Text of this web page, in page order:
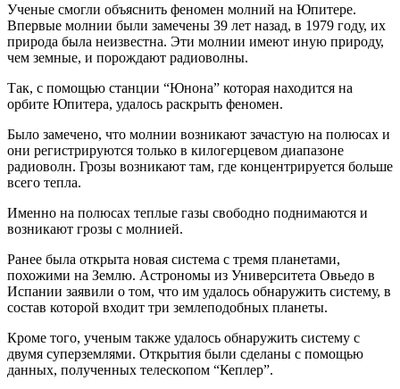
Ученые смогли объяснить феномен молний на Юпитере.
Впервые молнии были замечены 39 лет назад, в 1979 году, их
природа была неизвестна. Эти молнии имеют иную природу,
чем земные, и порождают радиоволны.
Так, с помощью станции “Юнона” которая находится на
орбите Юпитера, удалось раскрыть феномен.
Было замечено, что молнии возникают зачастую на полюсах и
они регистрируются только в килогерцевом диапазоне
радиоволн. Грозы возникают там, где концентрируется больше
всего тепла.
Именно на полюсах теплые газы свободно поднимаются и
возникают грозы с молнией.
Ранее была открыта новая система с тремя планетами,
похожими на Землю. Астрономы из Университета Овьедо в
Испании заявили о том, что им удалось обнаружить систему, в
состав которой входит три землеподобных планеты.
Кроме того, ученым также удалось обнаружить систему с
двумя суперземлями. Открытия были сделаны с помощью
данных, полученных телескопом “Кеплер”.